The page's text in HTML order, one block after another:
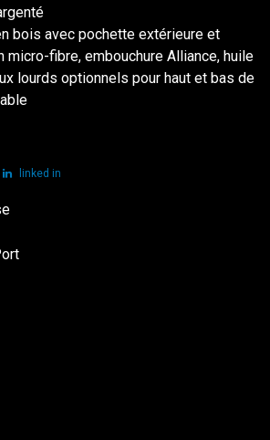
bois avec pochette extérieure et
micro-fibre, embouchure Alliance, huile
lourds optionnels pour haut et bas de
linked in